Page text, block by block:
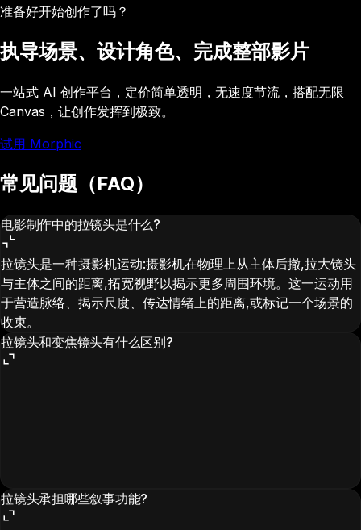
准备好开始创作了吗？
执导场景、设计角色、完成整部影片
一站式 AI 创作平台，定价简单透明，无速度节流，搭配无限
Canvas，让创作发挥到极致。
试用 Morphic
常见问题（FAQ）
电影制作中的拉镜头是什么?
拉镜头是一种摄影机运动:摄影机在物理上从主体后撤,拉大镜头
与主体之间的距离,拓宽视野以揭示更多周围环境。这一运动用
于营造脉络、揭示尺度、传达情绪上的距离,或标记一个场景的
收束。
拉镜头和变焦镜头有什么区别?
拉镜头承担哪些叙事功能?